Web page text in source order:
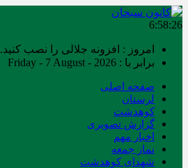
6:58:26
امروز : افزونه جلالی را نصب کنید.
برابر با : Friday - 7 August - 2026
صفحه اصلی
لرستان
کوهدشت
گزارش تصویری
اخبار مهم
نماز جمعه
شهدای کوهدشت